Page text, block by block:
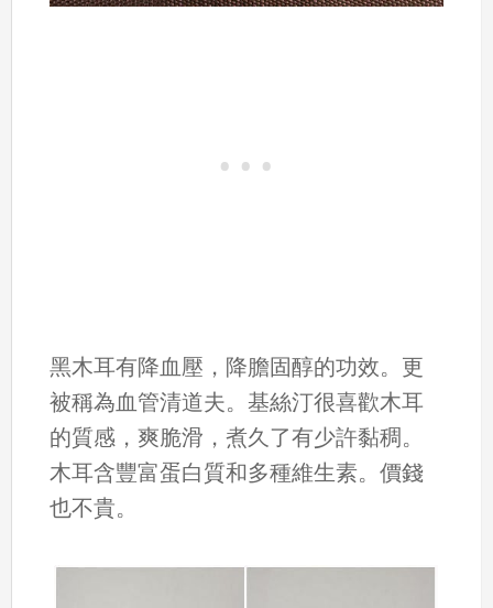
黑木耳有降血壓，降膽固醇的功效。更
被稱為血管清道夫。基絲汀很喜歡木耳
的質感，爽脆滑，煮久了有少許黏稠。
木耳含豐富蛋白質和多種維生素。價錢
也不貴。